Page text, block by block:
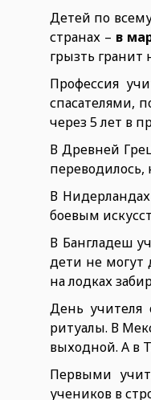
Детей по
странах – в
грызть гранит
Профессия
спасателями,
через 5 лет в
В Древней
переводилось,
В
боевым
В Бангладеш
дети не могут
на лодках
День учителя
ритуалы. В
выходной. А в
Первыми
учеников в